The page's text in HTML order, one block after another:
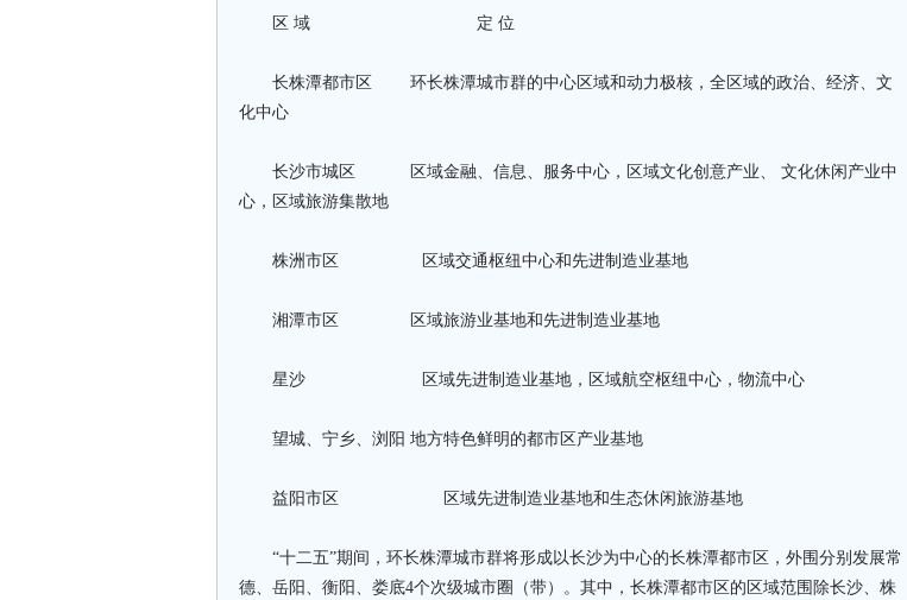
区 域 定 位
长株潭都市区 环长株潭城市群的中心区域和动力极核，全区域的政治、经济、文
化中心
长沙市城区 区域金融、信息、服务中心，区域文化创意产业、 文化休闲产业中
心，区域旅游集散地
株洲市区 区域交通枢纽中心和先进制造业基地
湘潭市区 区域旅游业基地和先进制造业基地
星沙 区域先进制造业基地，区域航空枢纽中心，物流中心
望城、宁乡、浏阳 地方特色鲜明的都市区产业基地
益阳市区 区域先进制造业基地和生态休闲旅游基地
“十二五”期间，环长株潭城市群将形成以长沙为中心的长株潭都市区，外围分别发展常
德、岳阳、衡阳、娄底4个次级城市圈（带）。其中，长株潭都市区的区域范围除长沙、株